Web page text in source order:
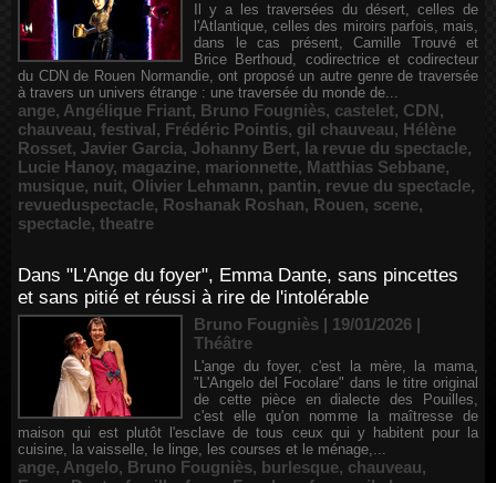
Il y a les traversées du désert, celles de
l'Atlantique, celles des miroirs parfois, mais,
dans le cas présent, Camille Trouvé et
Brice Berthoud, codirectrice et codirecteur
du CDN de Rouen Normandie, ont proposé un autre genre de traversée
à travers un univers étrange : une traversée du monde de...
ange, Angélique Friant, Bruno Fougniès, castelet, CDN,
chauveau, festival, Frédéric Pointis, gil chauveau, Hélène
Rosset, Javier Garcia, Johanny Bert, la revue du spectacle,
Lucie Hanoy, magazine, marionnette, Matthias Sebbane,
musique, nuit, Olivier Lehmann, pantin, revue du spectacle,
revueduspectacle, Roshanak Roshan, Rouen, scene,
spectacle, theatre
Dans "L'Ange du foyer", Emma Dante, sans pincettes
et sans pitié et réussi à rire de l'intolérable
Bruno Fougniès | 19/01/2026 |
Théâtre
L'ange du foyer, c'est la mère, la mama,
"L'Angelo del Focolare" dans le titre original
de cette pièce en dialecte des Pouilles,
c'est elle qu'on nomme la maîtresse de
maison qui est plutôt l'esclave de tous ceux qui y habitent pour la
cuisine, la vaisselle, le linge, les courses et le ménage,...
ange, Angelo, Bruno Fougniès, burlesque, chauveau,